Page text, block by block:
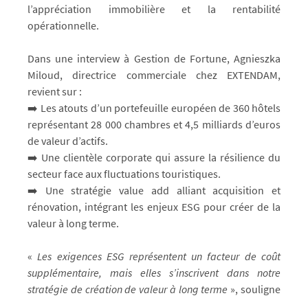
l’appréciation immobilière et la rentabilité
opérationnelle.
Dans une interview à Gestion de Fortune, Agnieszka
Miloud, directrice commerciale chez EXTENDAM,
revient sur :
➡️ Les atouts d’un portefeuille européen de 360 hôtels
représentant 28 000 chambres et 4,5 milliards d’euros
de valeur d’actifs.
➡️ Une clientèle corporate qui assure la résilience du
secteur face aux fluctuations touristiques.
➡️ Une stratégie value add alliant acquisition et
rénovation, intégrant les enjeux ESG pour créer de la
valeur à long terme.
«Les exigences ESG représentent un facteur de coût
supplémentaire, mais elles s’inscrivent dans notre
stratégie de création de valeur à long terme », souligne